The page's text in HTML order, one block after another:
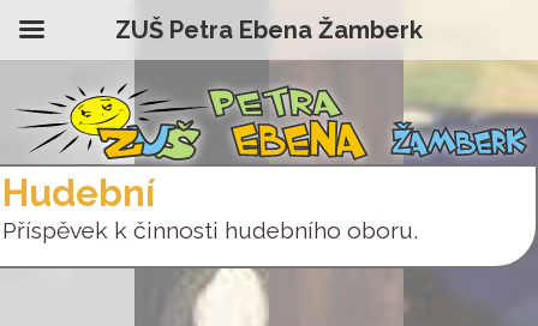
Hudební
Příspěvek k činnosti hudebního oboru.
ZUŠ Petra Ebena Žamberk